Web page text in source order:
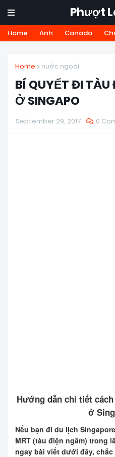
Phượt
Home Anh Canada
Home nước ngoài
BÍ QUYẾT ĐI TÀU
Ở SINGAPO
September 29, 2017 0
Hướng dẫn chi tiết
ở
Nếu bạn đi du lịch
MRT (tàu điện ngầm) trong
ngay bài viết dưới đây,